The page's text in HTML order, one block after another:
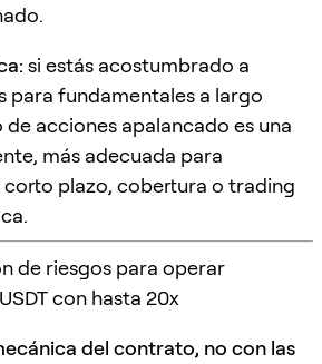
si estás acostumbrado a
para fundamentales a largo
acciones apalancado es una
más adecuada para
plazo, cobertura o trading
de riesgos para operar
con hasta 20x
del contrato, no con las